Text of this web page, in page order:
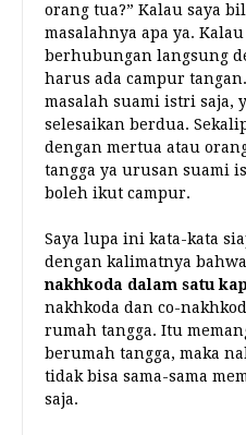
orang tua?” Kalau saya
masalahnya apa ya.
berhubungan langsung
harus ada campur
masalah suami istri saja,
selesaikan berdua.
dengan mertua atau
tangga ya urusan suami
boleh ikut campur.
Saya lupa ini kata-kata
dengan kalimatnya bahwa
nakhkoda dalam satu
nakhkoda dan co-
rumah tangga. Itu
berumah tangga, maka
tidak bisa sama-sama
saja.